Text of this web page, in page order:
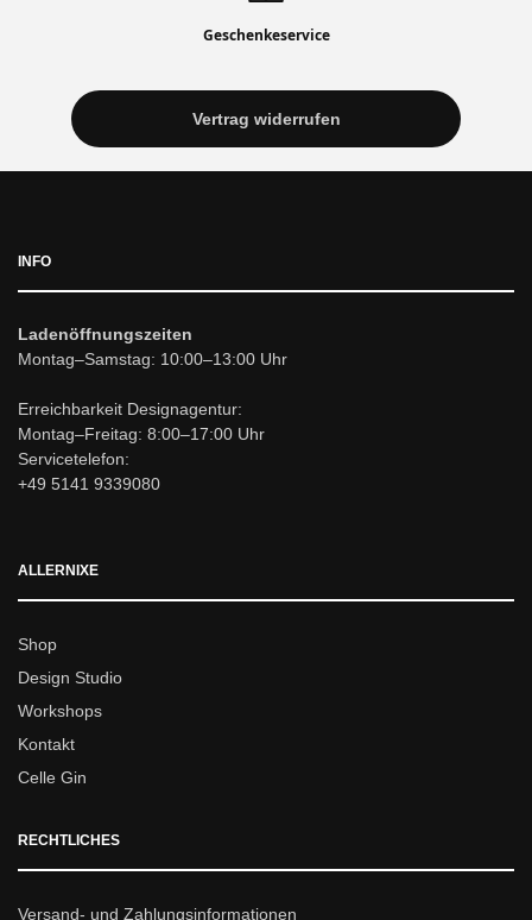
Geschenkeservice
Vertrag widerrufen
INFO
Ladenöffnungszeiten
Montag–Samstag: 10:00–13:00 Uhr
Erreichbarkeit Designagentur:
Montag–Freitag: 8:00–17:00 Uhr
Servicetelefon:
+49 5141 9339080
ALLERNIXE
Shop
Design Studio
Workshops
Kontakt
Celle Gin
RECHTLICHES
Versand- und Zahlungsinformationen